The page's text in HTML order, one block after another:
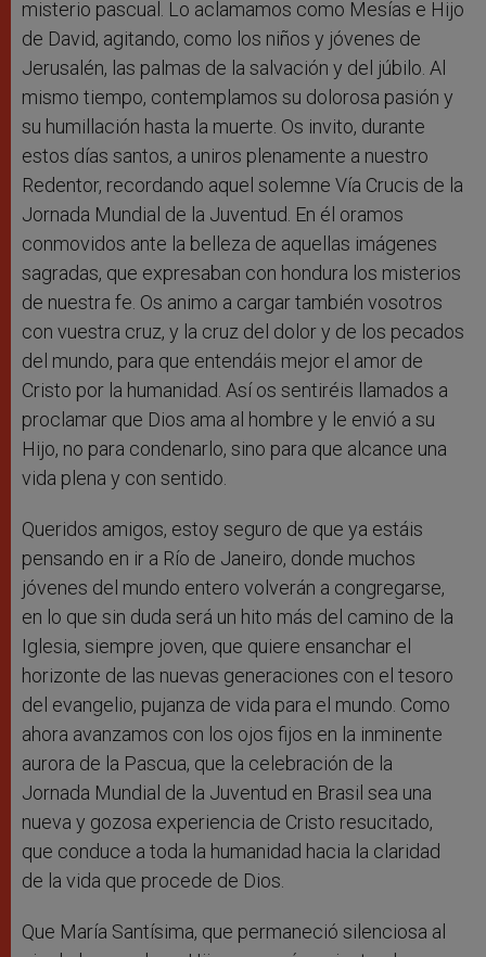
misterio pascual. Lo aclamamos como Mesías e Hijo
de David, agitando, como los niños y jóvenes de
Jerusalén, las palmas de la salvación y del júbilo. Al
mismo tiempo, contemplamos su dolorosa pasión y
su humillación hasta la muerte. Os invito, durante
estos días santos, a uniros plenamente a nuestro
Redentor, recordando aquel solemne Vía Crucis de la
Jornada Mundial de la Juventud. En él oramos
conmovidos ante la belleza de aquellas imágenes
sagradas, que expresaban con hondura los misterios
de nuestra fe. Os animo a cargar también vosotros
con vuestra cruz, y la cruz del dolor y de los pecados
del mundo, para que entendáis mejor el amor de
Cristo por la humanidad. Así os sentiréis llamados a
proclamar que Dios ama al hombre y le envió a su
Hijo, no para condenarlo, sino para que alcance una
vida plena y con sentido.
Queridos amigos, estoy seguro de que ya estáis
pensando en ir a Río de Janeiro, donde muchos
jóvenes del mundo entero volverán a congregarse,
en lo que sin duda será un hito más del camino de la
Iglesia, siempre joven, que quiere ensanchar el
horizonte de las nuevas generaciones con el tesoro
del evangelio, pujanza de vida para el mundo. Como
ahora avanzamos con los ojos fijos en la inminente
aurora de la Pascua, que la celebración de la
Jornada Mundial de la Juventud en Brasil sea una
nueva y gozosa experiencia de Cristo resucitado,
que conduce a toda la humanidad hacia la claridad
de la vida que procede de Dios.
Que María Santísima, que permaneció silenciosa al